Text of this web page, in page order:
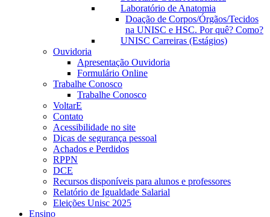
Laboratório de Anatomia
Doação de Corpos/Órgãos/Tecidos
na UNISC e HSC. Por quê? Como?
UNISC Carreiras (Estágios)
Ouvidoria
Apresentação Ouvidoria
Formulário Online
Trabalhe Conosco
Trabalhe Conosco
VoltarE
Contato
Acessibilidade no site
Dicas de segurança pessoal
Achados e Perdidos
RPPN
DCE
Recursos disponíveis para alunos e professores
Relatório de Igualdade Salarial
Eleições Unisc 2025
Ensino